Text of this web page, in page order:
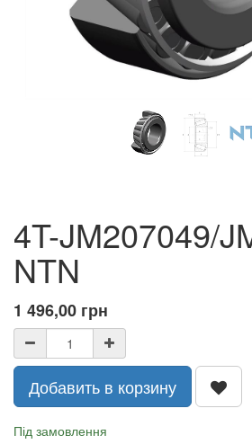
4T-JM207049/
NTN
1 496,00 грн
Добавить в корзину
Під замовлення